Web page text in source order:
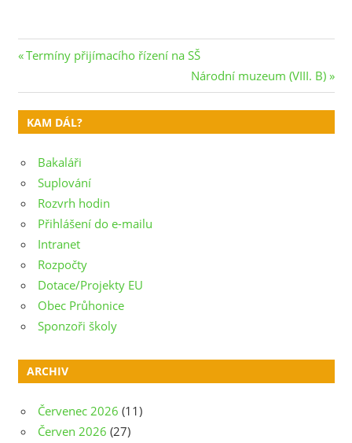
Navigace
pro
příspěvek
Previous
Termíny přijímacího řízení na SŠ
Next
Post:
Národní muzeum (VIII. B)
KAM DÁL?
Bakaláři
Suplování
Rozvrh hodin
Přihlášení do e-mailu
Intranet
Rozpočty
Dotace/Projekty EU
Obec Průhonice
Sponzoři školy
ARCHIV
Červenec 2026 (11)
Červen 2026 (27)